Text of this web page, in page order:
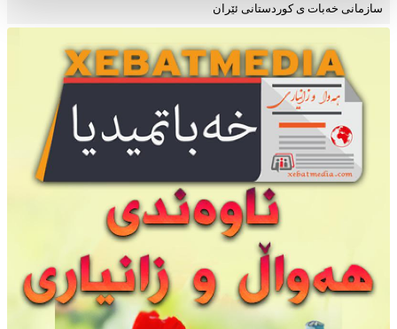
سازمانی خەبات ی کوردستانی ئێران